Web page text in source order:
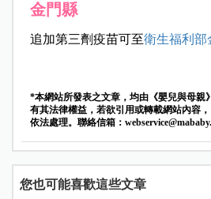
金門縣
追加第三劑疫苗可至衛生福利部
*本網站所發表之文章，均由《嬰兒與母親
有其法律權益，若欲引用或轉載網站內容
依法處理。聯絡信箱：
您也可能喜歡這些文章